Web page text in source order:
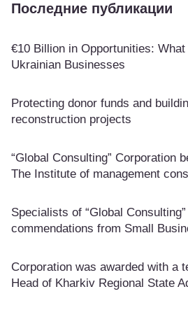
Последние публикации
€10 Billion in Opportunities:
Ukrainian Businesses
Protecting donor funds and
reconstruction projects
“Global Consulting” Corporation
The Institute of management
Specialists of “Global
commendations from Small
Corporation was awarded with a
Head of Kharkiv Regional State